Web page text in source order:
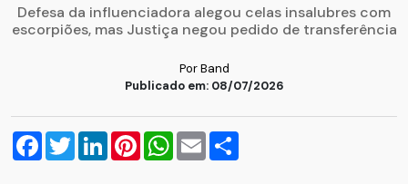
Defesa da influenciadora alegou celas insalubres com
escorpiões, mas Justiça negou pedido de transferência
Por Band
Publicado em: 08/07/2026
Facebook
TwitterLinkedInPinterestWhatsApp
Email